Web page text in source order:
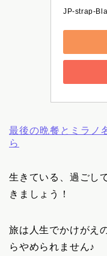
JP-strap-
最後の晩餐とミラノ
ら
生きている、過ごし
きましょう！
旅は人生でかけがえ
らやめられません♪